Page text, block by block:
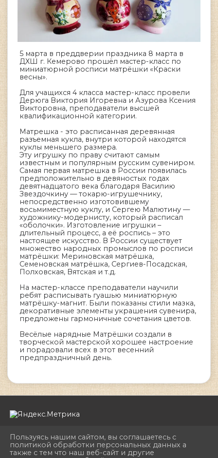
5 марта в преддверии праздника 8 марта в
ДХШ г. Кемерово прошёл мастер-класс по
миниатюрной росписи матрёшки «Краски
весны».
Для учащихся 4 класса мастер-класс провели
Дерюга Виктория Игоревна и Азурова Ксения
Викторовна, преподаватели высшей
квалификационной категории.
Матрешка - это расписанная деревянная
разъемная кукла, внутри которой находятся
куклы меньшего размера.
Эту игрушку по праву считают самым
известным и популярным русским сувениром.
Самая первая матрешка в России появилась
предположительно в девяностых годах
девятнадцатого века благодаря Василию
Звездочкину — токарю-игрушечнику,
непосредственно изготовившему
восьмиместную куклу, и Сергею Малютину —
художнику-модернисту, который расписал
«оболочки». Изготовление игрушки –
длительный процесс, а её роспись – это
настоящее искусство. В России существует
множество народных промыслов по росписи
матрёшки: Мериновская матрёшка,
Семеновская матрёшка, Сергиев-Посадская,
Полховская, Вятская и т.д.
На мастер-классе преподаватели научили
ребят расписывать гуашью миниатюрную
матрёшку-магнит. Были показаны стили мазка,
декоративные элементы украшения сувенира,
предложены гармоничные сочетания цветов.
Весёлые нарядные Матрёшки создали в
творческой мастерской хорошее настроение
и порадовали всех в этот весенний
предпраздничный день.
Пользуясь нашим сайтом, вы соглашаетесь с
политикой обработки персональных данных а
также с тем что наш веб-сайт и другие